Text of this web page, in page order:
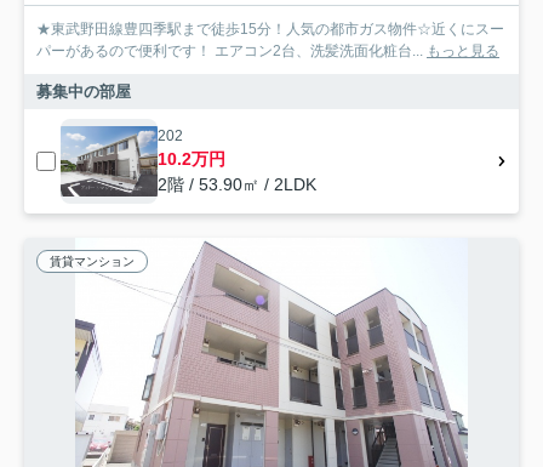
★東武野田線豊四季駅まで徒歩15分！人気の都市ガス物件☆近くにスー
パーがあるので便利です！ エアコン2台、洗髪洗面化粧台... もっと見る
募集中の部屋
202
10.2万円
2階 / 53.90㎡ / 2LDK
賃貸マンション